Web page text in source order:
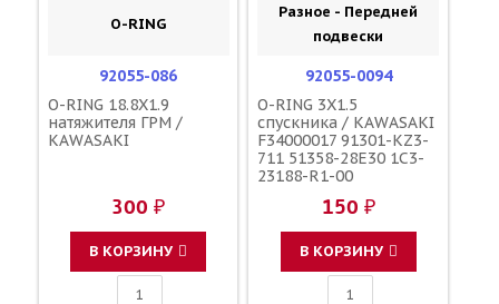
O-RING
92055-086
O-RING 18.8X1.9
натяжителя ГРМ /
KAWASAKI
300 ₽
В КОРЗИНУ
Разное - Передней
подвески
92055-0094
O-RING 3X1.5
спускника / KAWASAKI
F34000017 91301-KZ3-
711 51358-28E30 1C3-
23188-R1-00
150 ₽
В КОРЗИНУ